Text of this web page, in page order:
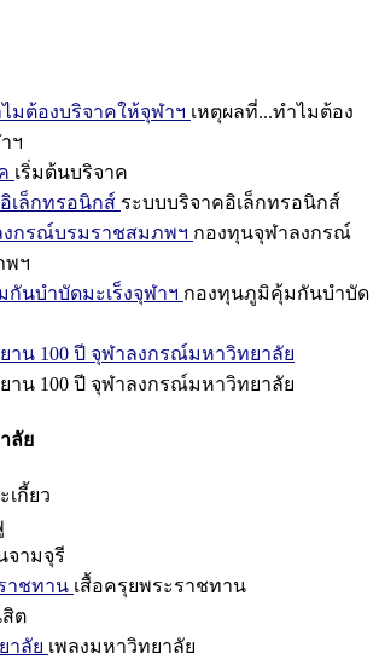
มต้องบริจาคให้จุฬาฯ เหตุผลที่...ทำไมต้อง
ฯ
เริ่มต้นบริจาค
เล็กทรอนิกส์ ระบบบริจาคอิเล็กทรอนิกส์
งกรณ์บรมราชสมภพฯ กองทุนจุฬาลงกรณ์
พฯ
นบำบัดมะเร็งจุฬาฯ กองทุนภูมิคุ้มกันบำบัด
าน 100 ปี จุฬาลงกรณ์มหาวิทยาลัย
าน 100 ปี จุฬาลงกรณ์มหาวิทยาลัย
ลัย
เกี้ยว
จามจุรี
าชทาน เสื้อครุยพระราชทาน
ต
าลัย เพลงมหาวิทยาลัย